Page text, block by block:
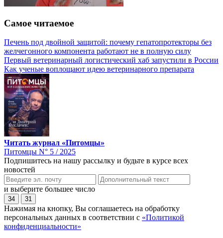
Самое читаемое
Печень под двойной защитой: почему гепатопротекторы без
желчегонного компонента работают не в полную силу
Первый ветеринарный логистический хаб запустили в России
Как ученые воплощают идею ветеринарного препарата
Читать журнал «Питомцы»
Питомцы N° 5 / 2025
Подпишитесь на нашу рассылку и будьте в курсе всех
новостей
и выберите большее число
34 31
Нажимая на кнопку, Вы соглашаетесь на обработку
персональных данных в соответствии с «Политикой
конфиденциальности»